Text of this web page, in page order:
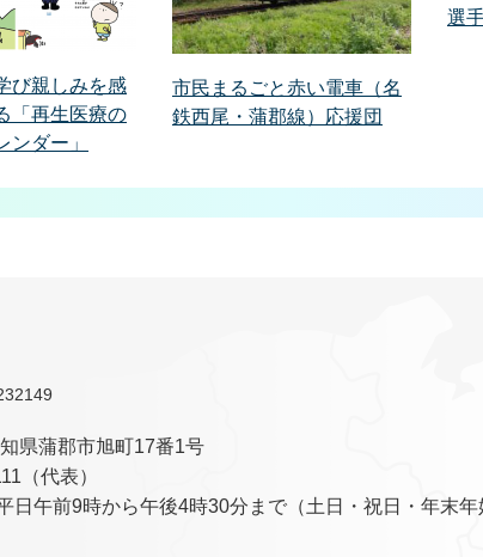
び親しみを感
「再生医療の
ンダー」
市民まるごと赤い電車（名
鉄西尾・蒲郡線）応援団
選
県蒲郡市旭町17番1号
（代表）
日午前9時から午後4時30分まで（土日・祝日・年末年